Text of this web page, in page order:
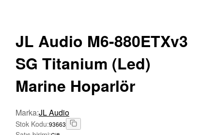
JL Audio M6-880ETXv3
SG Titanium (Led)
Marine Hoparlör
Marka:JL Audio
Stok Kodu:93663